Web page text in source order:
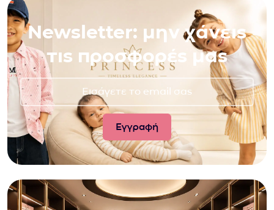
Newsletter: μην χάνεις
τις προσφορές μας